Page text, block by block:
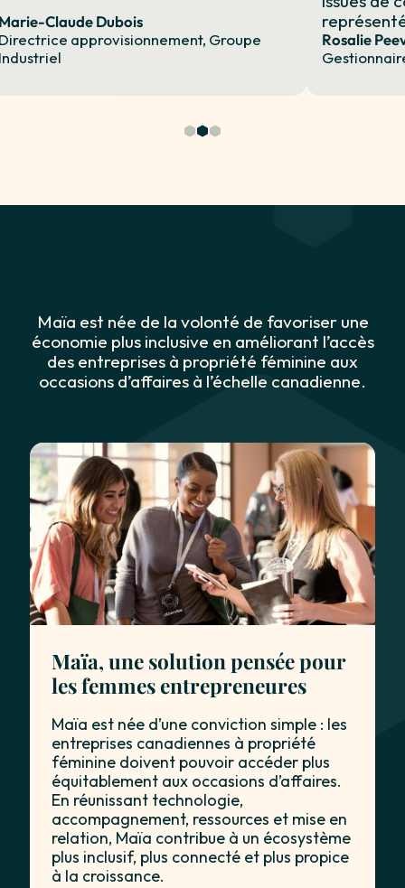
Claude Dubois
approvisionnement, Groupe
Rosalie
Maïa est née de la volonté de favoriser une
économie plus inclusive en améliorant l’accès
des entreprises à propriété féminine aux
occasions d’affaires à l’échelle canadienne.
Maïa, une solution pensée pour
les femmes entrepreneures
Maïa est née d’une conviction simple : les
entreprises canadiennes à propriété
féminine doivent pouvoir accéder plus
équitablement aux occasions d’affaires.
En réunissant technologie,
accompagnement, ressources et mise en
relation, Maïa contribue à un écosystème
plus inclusif, plus connecté et plus propice
à la croissance.